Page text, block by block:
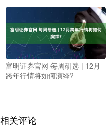
富明证券官网 每周研选 | 12月
跨年行情将如何演绎?
相关评论